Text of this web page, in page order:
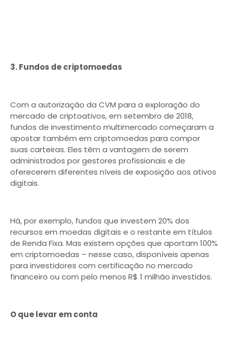
3. Fundos de criptomoedas
Com a autorização da CVM para a exploração do
mercado de criptoativos, em setembro de 2018,
fundos de investimento multimercado começaram a
apostar também em criptomoedas para compor
suas carteiras. Eles têm a vantagem de serem
administrados por gestores profissionais e de
oferecerem diferentes níveis de exposição aos ativos
digitais.
Há, por exemplo, fundos que investem 20% dos
recursos em moedas digitais e o restante em títulos
de Renda Fixa. Mas existem opções que aportam 100%
em criptomoedas – nesse caso, disponíveis apenas
para investidores com certificação no mercado
financeiro ou com pelo menos R$ 1 milhão investidos.
O que levar em conta